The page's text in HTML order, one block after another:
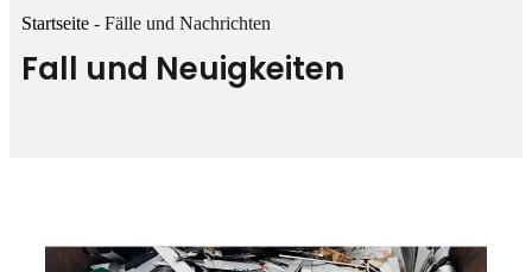
Startseite - Fälle und Nachrichten
Fall und Neuigkeiten